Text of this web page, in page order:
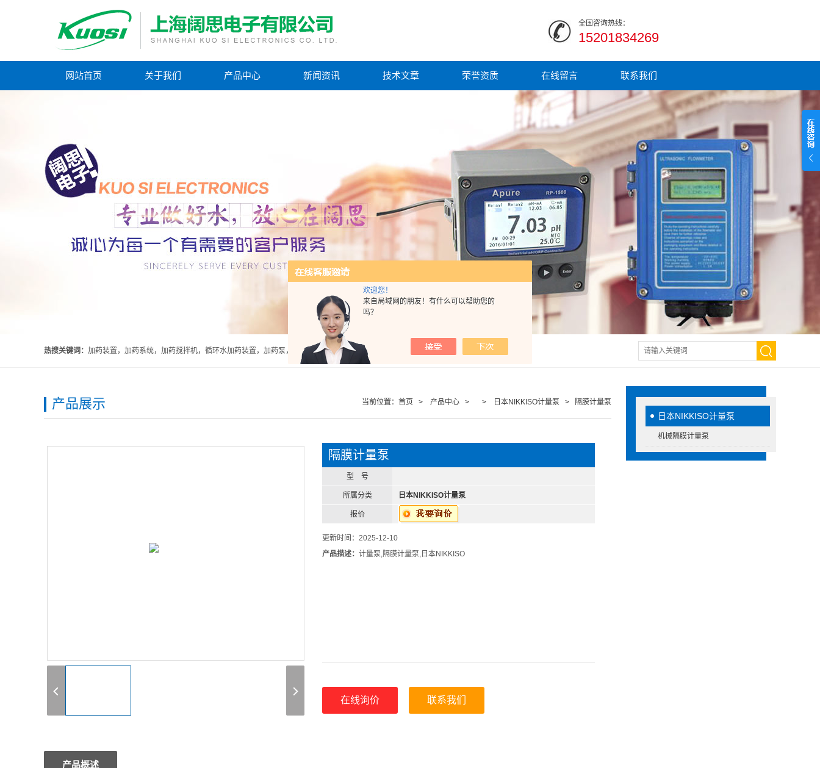
欢迎您！
来自局域网的朋友！有什么可以帮助您的
吗？
全国咨询热线：
15201834269
网站首页 关于我们 产品中心 新闻资讯 技术文章 荣誉资质 在线留言 联系我们
热搜关键词： 加药装置，加药系统，加药搅拌机，循环水加药装置，加药泵，计量泵，气动隔膜泵，PH计，酸度计 |
日本NIKKISO计量泵
机械隔膜计量泵
当前位置： 首页 > 产品中心 > > 日本NIKKISO计量泵 > 隔膜计量泵
产品展示
隔膜计量泵
型 号
所属分类 日本NIKKISO计量泵
报价
更新时间：2025-12-10
产品描述：计量泵,隔膜计量泵,日本NIKKISO
在线询价 联系我们
产品概述